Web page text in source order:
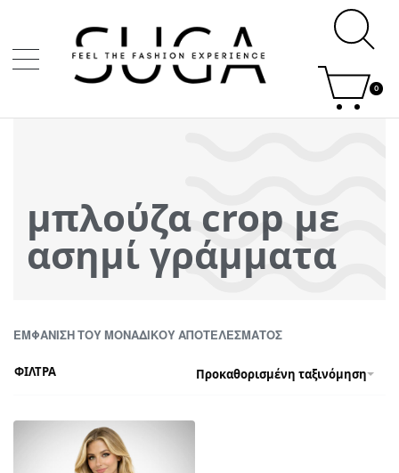
0
μπλούζα crop με
ασημί γράμματα
ΕΜΦΆΝΙΣΗ ΤΟΥ ΜΟΝΑΔΙΚΟΎ ΑΠΟΤΕΛΈΣΜΑΤΟΣ
Προκαθορισμένη ταξινόμηση
ΦΙΛΤΡΑ